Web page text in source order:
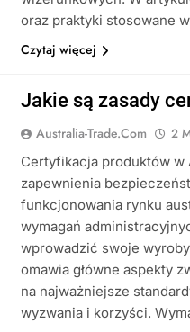
oraz praktyki stosowane
Czytaj więcej
Jakie są zasady
Australia-Trade.com 2
Certyfikacja produktów
zapewnienia
funkcjonowania rynku
wymagań
wprowadzić swoje
omawia główne aspekty
na najważniejsze
wyzwania i korzyści.